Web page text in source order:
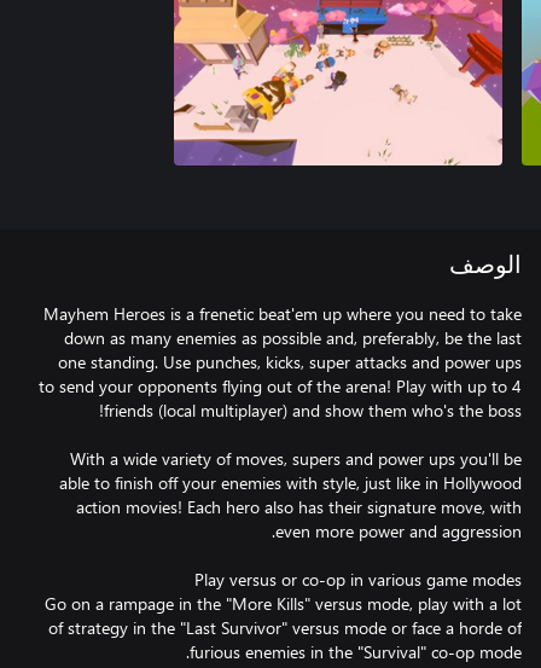
الوصف
Mayhem Heroes is a frenetic beat'em up where you need to take
down as many enemies as possible and, preferably, be the last
one standing. Use punches, kicks, super attacks and power ups
to send your opponents flying out of the arena! Play with up to 4
With a wide variety of moves, supers and power ups you'll be
able to finish off your enemies with style, just like in Hollywood
action movies! Each hero also has their signature move, with
Go on a rampage in the "More Kills" versus mode, play with a lot
of strategy in the "Last Survivor" versus mode or face a horde of